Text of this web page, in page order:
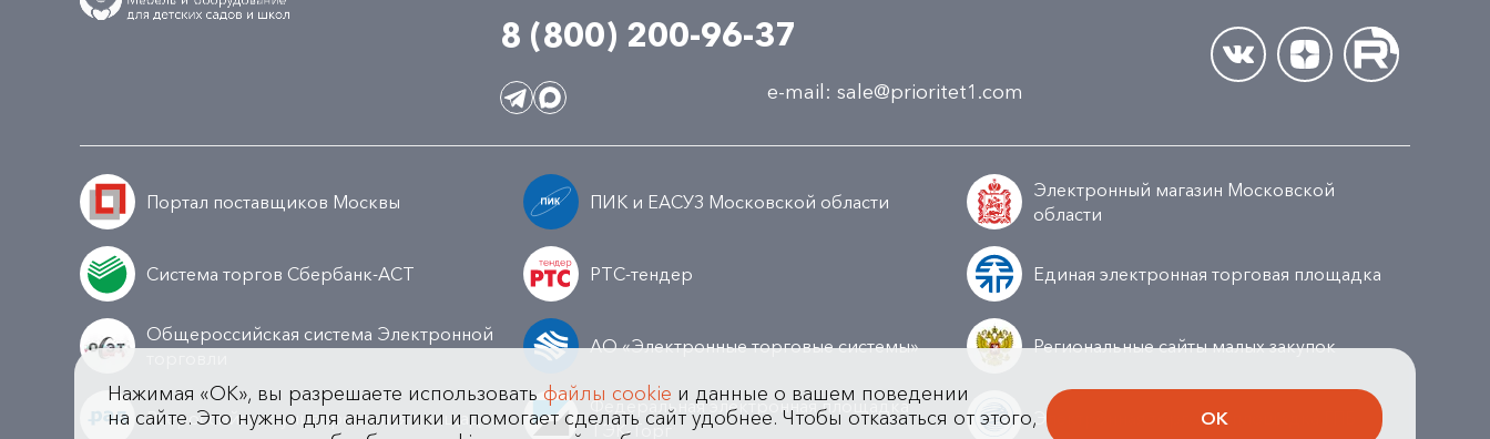
8 (800) 200-96-37
e-mail: sale@prioritet1.com
Портал поставщиков Москвы ПИК и ЕАСУЗ Московской области
Электронный магазин Московской
области
Система торгов Сбербанк-АСТ РТС-тендер Единая электронная торговая площадка
Общероссийская система Электронной
АО «Электронные торговые системы» Региональные сайты малых закупок
Всероссийская универсальная площадка
Федеральная электронная площадка
ТЭК-Торг
Электронная торговая площадка ГПБ
Нажимая «OK», вы разрешаете использовать файлы cookie и данные о вашем поведении
на сайте. Это нужно для аналитики и помогает сделать сайт удобнее. Чтобы отказаться от этого,
ОК